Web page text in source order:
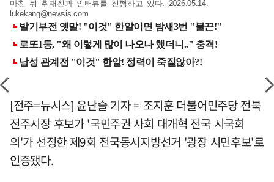
마친 뒤 취재진과 인터뷰를 진행하고 있다. 2026.05.14.
lukekang@newsis.com
[전주=뉴시스] 윤난슬 기자 = 조지훈 더불어민주당 전북
전주시장 후보가 '국민주권 사회 대개혁 전국 시국회
의'가 선정한 제9회 전국동시지방선거 '광장 시민후보'로
인증됐다.